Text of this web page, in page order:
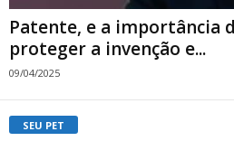
Patente, e a importância
proteger a invenção e...
09/04/2025
SEU PET